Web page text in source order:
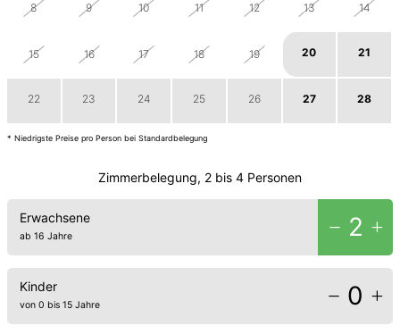
8 9 10 11 12 13 14
15 16 17 18 19 20 21
22 23 24 25 26 27 28
* Niedrigste Preise pro Person bei Standardbelegung
Zimmerbelegung, 2 bis 4 Personen
Erwachsene
ab 16 Jahre 2
Kinder
von 0 bis 15 Jahre 0